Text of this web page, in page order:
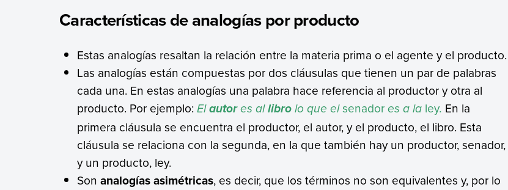
Características de analogías por producto
Estas analogías resaltan la relación entre la materia prima o el agente y el producto.
Las analogías están compuestas por dos cláusulas que tienen un par de palabras
cada una. En estas analogías una palabra hace referencia al productor y otra al
producto. Por ejemplo:Elautores allibro lo que elsenadores a la ley. En la
primera cláusula se encuentra el productor, el autor, y el producto, el libro. Esta
cláusula se relaciona con la segunda, en la que también hay un productor, senador,
y un producto, ley.
Sonanalogías asimétricas, es decir, que los términos no son equivalentes y, por lo